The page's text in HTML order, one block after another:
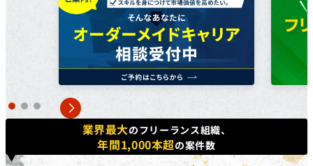
在職者であり、​雇用主の​変更を​伴う​転職を​目指している
方で​あれば、​正社員、​契約・派遣社員、​パートや​アルバ
イトの​方など、​幅広く​ご利用いただけます。詳しくは無
料個別相談にてご相談ください。
対象コース
キャッシュバックを​受けられる​コースは​「動画編集道場
Pro」​「広告運用道場」​「TechElite」​「LINE道場」
「動画デザイン道場」「YouTubeディレクター道場」
「LPO道場」「SNSデザイン道場」​です。
業界最大のフリーランス組織、
年間1,000本超の案件数